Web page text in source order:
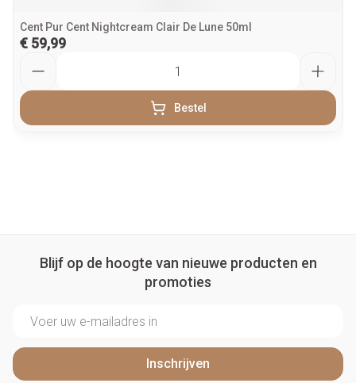
Cent Pur Cent Nightcream Clair De Lune 50ml
€ 59,99
Bestel
Blijf op de hoogte van nieuwe producten en
promoties
Inschrijven